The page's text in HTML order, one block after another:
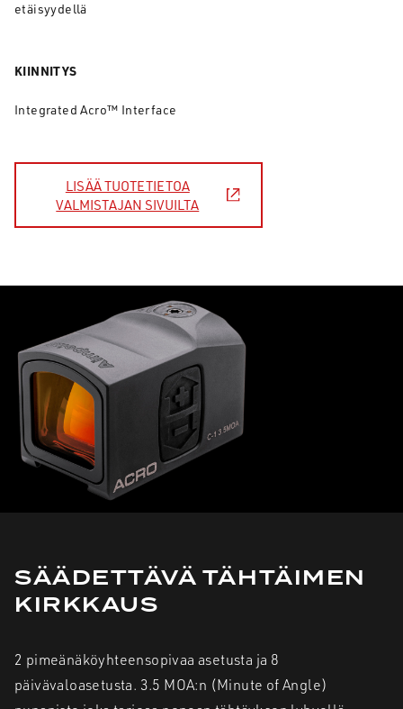
etäisyydellä
KIINNITYS
Integrated Acro™ Interface
LISÄÄ TUOTETIETOA
VALMISTAJAN SIVUILTA
SÄÄDETTÄVÄ TÄHTÄIMEN
KIRKKAUS
2 pimeänäköyhteensopivaa asetusta ja 8
päivävaloasetusta. 3.5 MOA:n (Minute of Angle)